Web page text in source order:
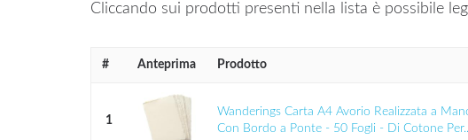
Cliccando sui prodotti presenti nella lista è possibile
# Anteprima Prodotto
1
Wanderings Carta A4 Avorio Realizzata a
Con Bordo a Ponte - 50 Fogli - Di Cotone